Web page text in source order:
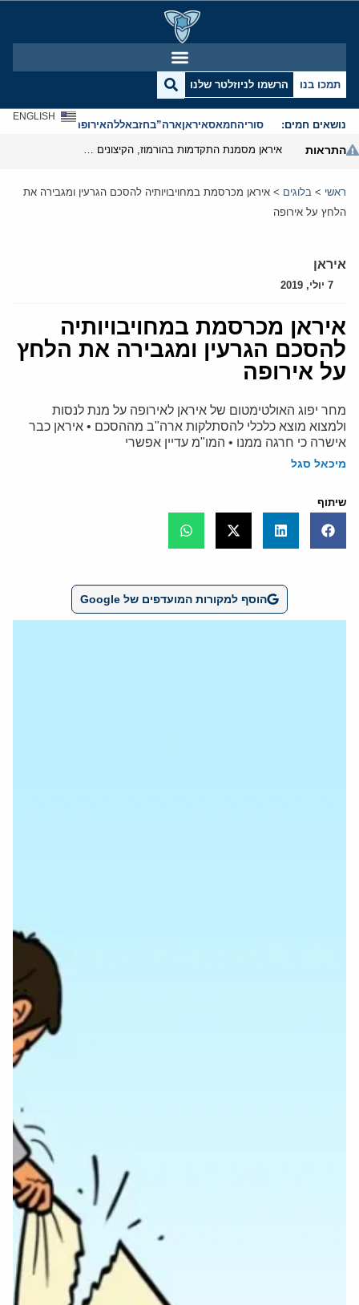
תמכו בנו הרשמו לניוזלטר שלנו
נושאים חמים: סוריהחמאסאיראןארה”בחזבאללהאירופהאנטישמיות
ENGLISH
התראות
ראשי > בלוגים > איראן מכרסמת במחויבויותיה להסכם הגרעין ומגבירה את
הלחץ על אירופה
איראן
7 יולי, 2019
איראן מכרסמת במחויבויותיה
להסכם הגרעין ומגבירה את הלחץ
על אירופה
מחר יפוג האולטימטום של איראן לאירופה על מנת לנסות
ולמצוא מוצא כלכלי להסתלקות ארה"ב מההסכם • איראן כבר
אישרה כי חרגה ממנו • המו"מ עדיין אפשרי
מיכאל סגל
שיתוף
הוסף למקורות המועדפים של Google